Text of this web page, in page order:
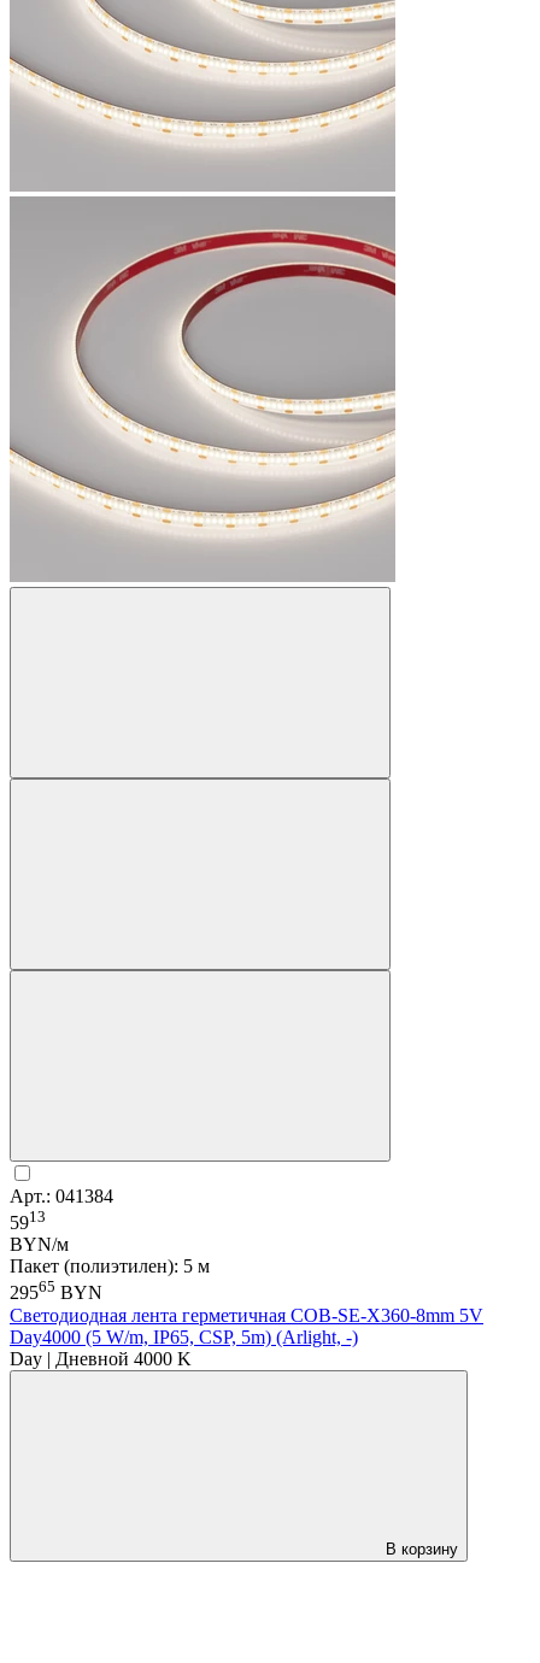
Арт.: 041384
5913
BYN/м
Пакет (полиэтилен): 5 м
29565 BYN
Светодиодная лента герметичная COB-SE-X360-8mm 5V
Day4000 (5 W/m, IP65, CSP, 5m) (Arlight, -)
Day | Дневной 4000 K
В корзину